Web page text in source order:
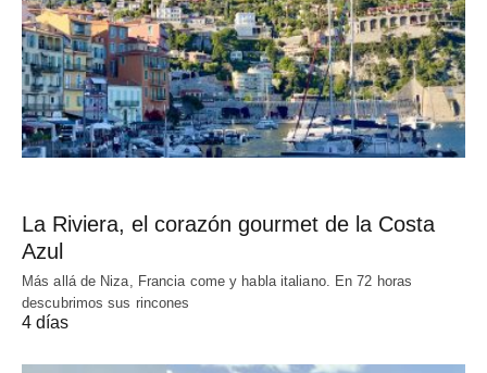
La Riviera, el corazón gourmet de la Costa
Azul
Más allá de Niza, Francia come y habla italiano. En 72 horas
descubrimos sus rincones
4 días